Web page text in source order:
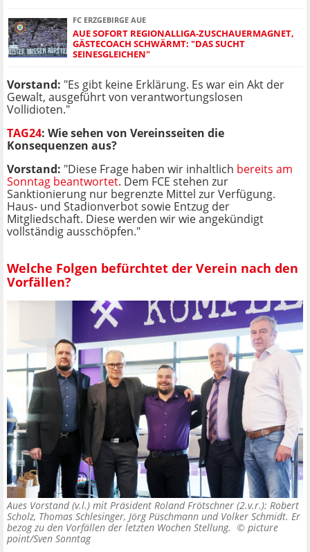
FC ERZGEBIRGE AUE
AUE SOFORT REGIONALLIGA-ZUSCHAUERMAGNET,
GÄSTECOACH SCHWÄRMT: "DAS SUCHT
SEINESGLEICHEN"
Vorstand: "Es gibt keine Erklärung. Es war ein Akt der
Gewalt, ausgeführt von verantwortungslosen
Vollidioten."
TAG24: Wie sehen von Vereinsseiten die
Konsequenzen aus?
Vorstand: "Diese Frage haben wir inhaltlich bereits am
Sonntag beantwortet. Dem FCE stehen zur
Sanktionierung nur begrenzte Mittel zur Verfügung.
Haus- und Stadionverbot sowie Entzug der
Mitgliedschaft. Diese werden wir wie angekündigt
vollständig ausschöpfen."
Welche Folgen befürchtet der Verein nach den
Vorfällen?
Aues Vorstand (v.l.) mit Präsident Roland Frötschner (2.v.r.): Robert
Scholz, Thomas Schlesinger, Jörg Püschmann und Volker Schmidt. Er
bezog zu den Vorfällen der letzten Wochen Stellung. © picture
point/Sven Sonntag